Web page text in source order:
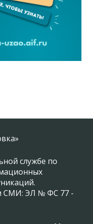
службе по
СМИ: ЭЛ № ФС 77 -